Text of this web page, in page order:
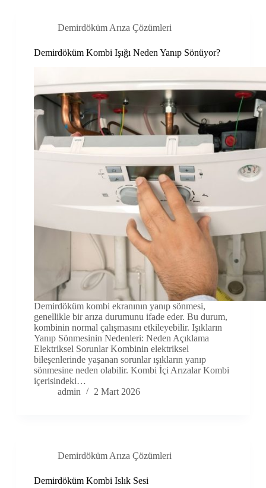
Demirdöküm Arıza Çözümleri
Demirdöküm Kombi Işığı Neden Yanıp Sönüyor?
Demirdöküm kombi ekranının yanıp sönmesi,
genellikle bir arıza durumunu ifade eder. Bu durum,
kombinin normal çalışmasını etkileyebilir. Işıkların
Yanıp Sönmesinin Nedenleri: Neden Açıklama
Elektriksel Sorunlar Kombinin elektriksel
bileşenlerinde yaşanan sorunlar ışıkların yanıp
sönmesine neden olabilir. Kombi İçi Arızalar Kombi
içerisindeki…
admin
2 Mart 2026
Demirdöküm Arıza Çözümleri
Demirdöküm Kombi Islık Sesi